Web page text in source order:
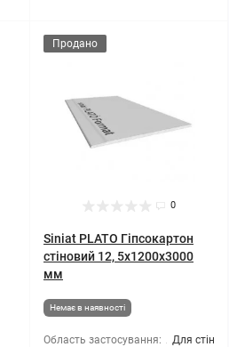
Продано
0
Siniat PLATO Гіпсокартон
стіновий 12, 5x1200x3000
мм
Немає в наявності
Область застосування:
Для стін